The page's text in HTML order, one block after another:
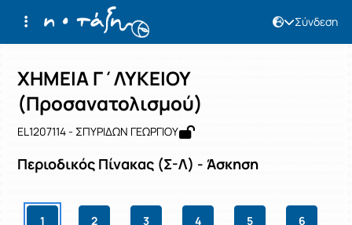
Σύνδεση
Μάθημα : ΧΗΜΕΙΑ Γ΄ΛΥΚΕΙΟΥ
Κωδικός : EL1207114
ΧΗΜΕΙΑ Γ΄ΛΥΚΕΙΟΥ
(Προσανατολισμού)
EL1207114 - ΣΠΥΡΙΔΩΝ ΓΕΩΡΓΙΟΥ
Περιοδικός Πίνακας (Σ-Λ) - Άσκηση